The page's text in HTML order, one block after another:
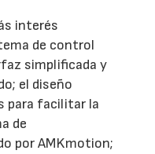
interés
de control
simplificada y
el diseño
para facilitar la
de
por AMKmotion;